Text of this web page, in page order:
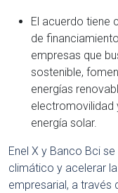
El acuerdo tiene
de
empresas que
sostenible,
energías
energía solar.
Enel X y Banco Bci
climático y acelerar
empresarial, a través